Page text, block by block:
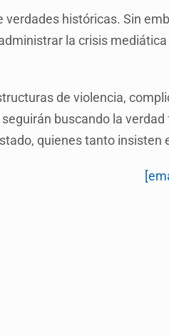
históricas. Sin
la crisis mediática
de violencia,
buscando la verdad
quienes tanto insisten